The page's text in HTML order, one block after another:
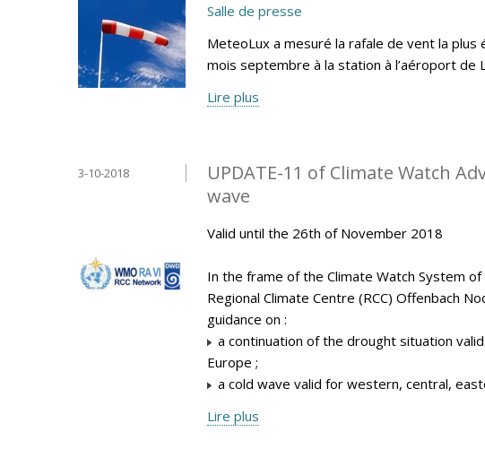
Salle de presse
MeteoLux a mesuré la rafale de vent la
mois septembre à la station à l’aéroport de
Lire plus
UPDATE-11 of Climate Watch
wave
Valid until the 26th of November 2018
3-10-2018
In the frame of the Climate Watch System
Regional Climate Centre (RCC) Offenbach
guidance on :
a continuation of the drought situation
Europe ;
a cold wave valid for western, central,
Lire plus